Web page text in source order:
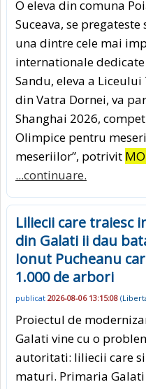
O eleva din comuna
Suceava, se
una dintre cele mai
internationale
Sandu, eleva a Liceului
din Vatra Dornei, va
Shanghai 2026,
Olimpice pentru
meseriilor”, potrivit
...continuare.
Liliecii care traiesc
din Galati ii dau
Ionut Pucheanu
1.000 de arbori
publicat 2026-08-06 13:15:08 (
Proiectul de
Galati vine cu o
autoritati: liliecii care
maturi. Primaria